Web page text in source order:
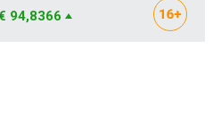
94,8366